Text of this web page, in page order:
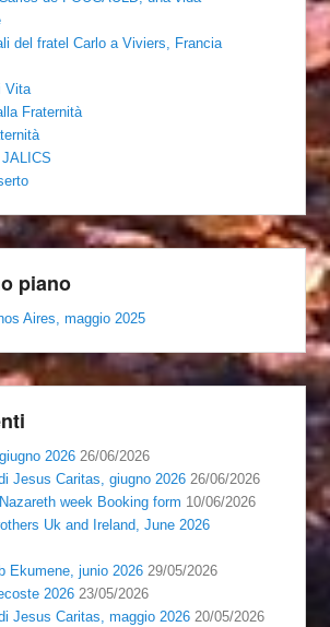
del fratel Carlo a Viviers, Francia
Vita
Fraternità
piano
Aires, maggio 2025
2026 26/06/2026
Jesus Caritas, giugno 2026 26/06/2026
week Booking form 10/06/2026
Uk and Ireland, June 2026
Ekumene, junio 2026 29/05/2026
2026 23/05/2026
Jesus Caritas, maggio 2026 20/05/2026